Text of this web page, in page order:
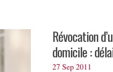
Révocation
domicile :
27 Sep 2011